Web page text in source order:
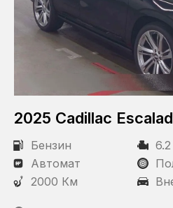
2025 Cadillac
Бензин
Автомат
2000 Км